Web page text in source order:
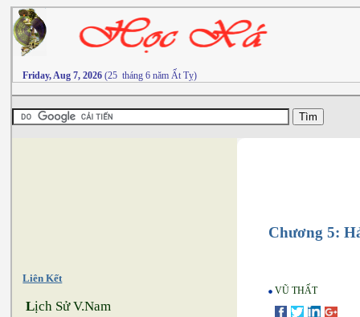
Friday, Aug 7, 2026 (25 tháng 6 năm Ất Tỵ)
Liên Kết
Lịch Sử V.Nam
Chương 5:
VŨ THẤT